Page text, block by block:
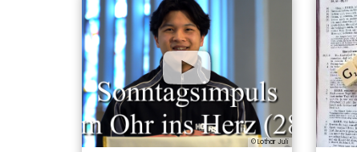
© Lothar Juli